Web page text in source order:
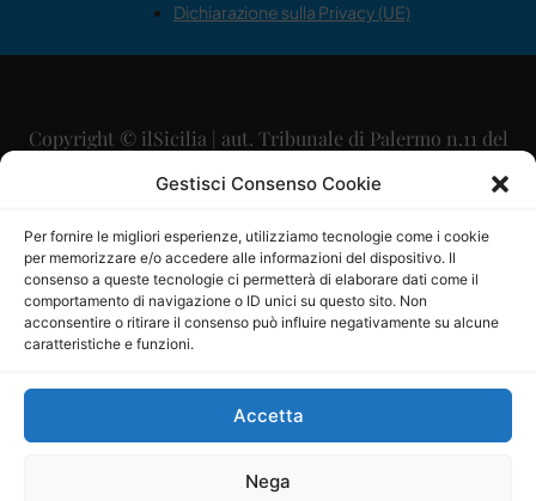
Gestisci Consenso Cookie
Per fornire le migliori esperienze, utilizziamo tecnologie come i cookie
per memorizzare e/o accedere alle informazioni del dispositivo. Il
consenso a queste tecnologie ci permetterà di elaborare dati come il
comportamento di navigazione o ID unici su questo sito. Non
acconsentire o ritirare il consenso può influire negativamente su alcune
caratteristiche e funzioni.
Accetta
Nega
Dichiarazione sulla Privacy (UE)
Copyright © ilSicilia | aut. Tribunale di Palermo n.11 del
29/09/2015
Direttore Editoriale: Maurizio Scaglione
Direttore Responsabile: Maria Calabrese
P.IVA: 06334930820
Mercurio Comunicazione Società Cooperativa a r.l. è
iscritta al Registro degli Operatori di Comunicazione al